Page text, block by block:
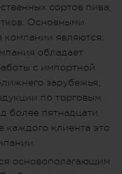
сортов пива,
Основными
компании являются:
обладает
с импортной
зарубежья,
по торговым
более пятнадцати
каждого клиента это
основополагающим